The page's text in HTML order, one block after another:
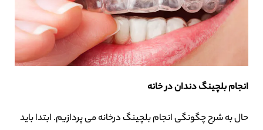
انجام بلچینگ دندان در خانه
حال به شرح چگونگی انجام بلچینگ درخانه می پردازیم. ابتدا باید